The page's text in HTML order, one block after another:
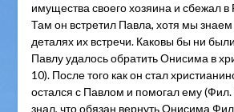
имущества своего хозяина и сбежал
Там он встретил Павла, хотя мы
деталях их встречи. Каковы бы ни
Павлу удалось обратить Онисима в
10). После того как он стал
остался с Павлом и помогал ему (Фил.
знал, что обязан вернуть Онисима